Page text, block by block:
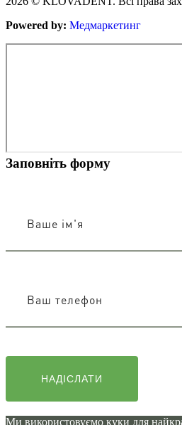
Powered by: Медмаркетинг
Заповніть форму
Ми використовуємо куки для